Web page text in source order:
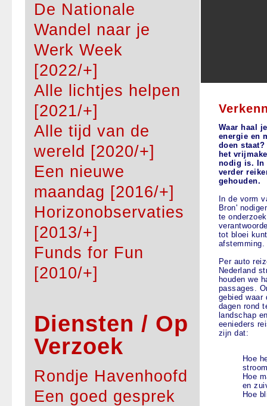
De Nationale
Wandel naar je
Werk Week
[2022/+]
Alle lichtjes helpen
[2021/+]
Alle tijd van de
wereld [2020/+]
Een nieuwe
maandag [2016/+]
Horizonobservaties
[2013/+]
Funds for Fun
[2010/+]
Diensten / Op
Verzoek
Rondje Havenhoofd
Een goed gesprek
Waar haal
energie en
doen
het
nodig is. In
verder
gehouden.
In de vorm
Bron'
te
tot bloei
afstemming.
Per auto
Nederland
houden we
passages.
gebied waar
dagen rond
landschap
eenieders
zijn dat:
Hoe
Hoe
en
Hoe